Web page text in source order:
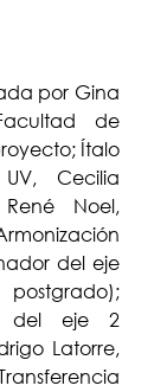
por Gina
de
Ítalo
Cecilia
Noel,
del eje
del eje 2
Latorre,